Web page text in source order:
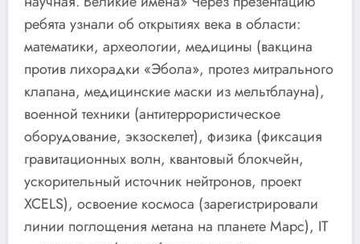
ребята узнали об открытиях века в области:
математики, археологии, медицины (вакцина
против лихорадки «Эбола», протез митрального
клапана, медицинские маски из мельтблауна),
военной техники (антитеррористическое
оборудование, экзоскелет), физика (фиксация
гравитационных волн, квантовый блокчейн,
ускорительный источник нейтронов, проект
XCELS), освоение космоса (зарегистрировали
линии поглощения метана на планете Марс), IT